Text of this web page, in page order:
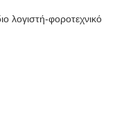
λογιστή-φοροτεχνικό